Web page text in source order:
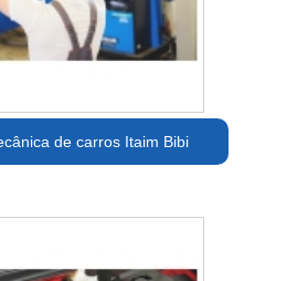
de carros Itaim Bibi